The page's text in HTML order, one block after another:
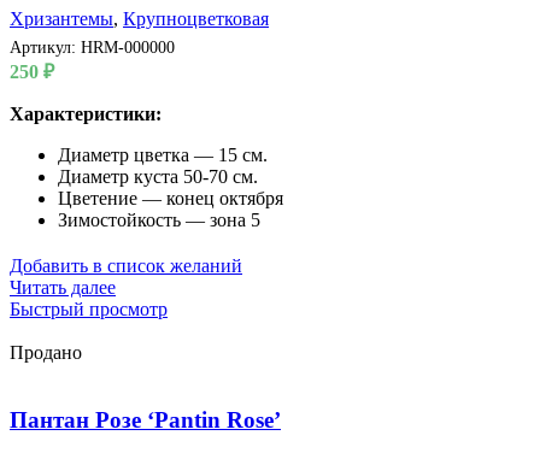
Хризантемы, Крупноцветковая
Артикул: HRM-000000
250 ₽
Характеристики:
Диаметр цветка — 15 см.
Диаметр куста 50-70 см.
Цветение — конец октября
Зимостойкость — зона 5
Добавить в список желаний
Читать далее
Быстрый просмотр
Продано
Пантан Розе ‘Pantin Rose’